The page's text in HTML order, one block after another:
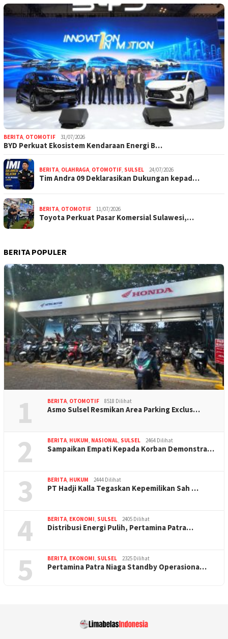
BERITA, OTOMOTIF 31/07/2026
BYD Perkuat Ekosistem Kendaraan Energi B…
BERITA, OLAHRAGA, OTOMOTIF, SULSEL 24/07/2026
Tim Andra 09 Deklarasikan Dukungan kepad…
BERITA, OTOMOTIF 11/07/2026
Toyota Perkuat Pasar Komersial Sulawesi,…
BERITA POPULER
1 BERITA, OTOMOTIF 8518 Dilihat
Asmo Sulsel Resmikan Area Parking Exclus…
2 BERITA, HUKUM, NASIONAL, SULSEL 2464 Dilihat
Sampaikan Empati Kepada Korban Demonstra…
3 BERITA, HUKUM 2444 Dilihat
PT Hadji Kalla Tegaskan Kepemilikan Sah …
4 BERITA, EKONOMI, SULSEL 2405 Dilihat
Distribusi Energi Pulih, Pertamina Patra…
5 BERITA, EKONOMI, SULSEL 2325 Dilihat
Pertamina Patra Niaga Standby Operasiona…